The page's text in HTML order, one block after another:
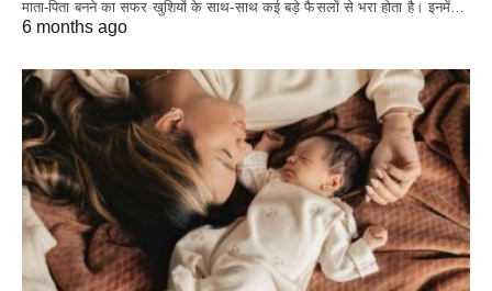
माता-पिता बनने का सफर खुशियों के साथ-साथ कई बड़े फैसलों से भरा होता है। इनमें…
6 months ago